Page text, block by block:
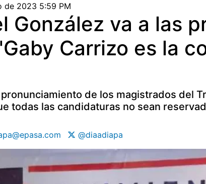
de 2023 5:59 PM
González va a las
Carrizo es la
de los magistrados del
todas las candidaturas no sean
@diaadiapa